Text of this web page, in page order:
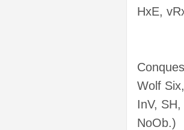
HxE,
Wolf
InV,
NoOb.)